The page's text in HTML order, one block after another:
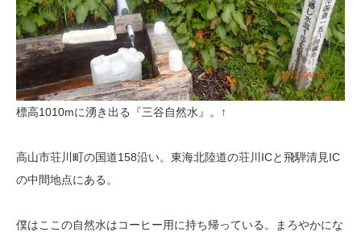
標高1010mに湧き出る『三谷自然水』。↑
高山市荘川町の国道158沿い。東海北陸道の荘川ICと飛騨清見IC
の中間地点にある。
僕はここの自然水はコーヒー用に持ち帰っている。まろやかにな